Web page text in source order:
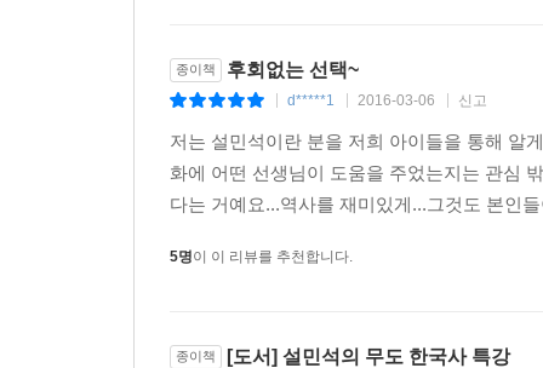
일본과 우리는 화해해야 할 과거도 있고, 공존해
리 땅이라고 큰 목소리로 주장하는 것도 중요하
우리 것을 지키는 힘! 바로 역사에서 찾을 수 있습
---p.394
종이책 후회없는 선택~
d*****1 2016-03-06 신고
저는 설민석이란 분을 저희 아이들을 통해 알
화에 어떤 선생님이 도움을 주었는지는 관심
다는 거예요...역사를 재미있게...그것도 본인
5명이 이 리뷰를 추천합니다.
종이책 [도서] 설민석의 무도 한국사 특강